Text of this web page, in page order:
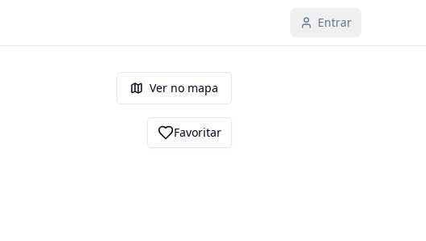
Entrar
Ver no mapa
Favoritar